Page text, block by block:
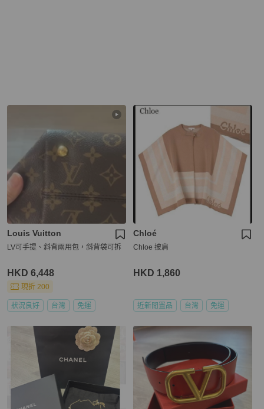
Louis Vuitton
LV可手提、斜背兩用包，斜背袋可拆
HKD 6,448
現折 200
狀況良好 台灣 免運
Chloé
Chloe 披肩
HKD 1,860
近新閒置品 台灣 免運